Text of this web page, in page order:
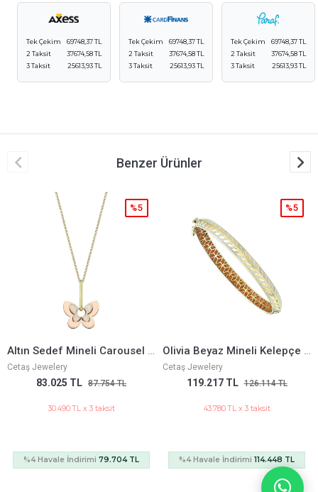
Tek Çekim
69748,37 TL
2 Taksit
37674,58 TL
3 Taksit
25613,93 TL
Tek Çekim
69748,37 TL
2 Taksit
37674,58 TL
3 Taksit
25613,93 TL
Tek Çekim
69748,37 TL
2 Taksit
37674,58 TL
3 Taksit
25613,93 TL
Benzer Ürünler
Altın Sedef Mineli Carousel Kolye
TL
Olivia Beyaz Mineli Kelepçe Bilezik
Cetaş Jewelery
119.217 TL
43.780 TL x 3 taksit
%4 Havale İndirimi 114.448 TL
Taşlı Halka Zincir
Ema Jewelery
390.590 TL
143.438 TL x 3
%4 Havale İndirimi